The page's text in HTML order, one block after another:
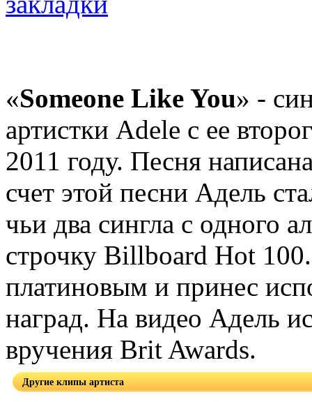
«Someone Like You» -
артистки Adele с ее
2011 году. Песня
счет этой песни Адель
чьи два сингла с одного
строчку Billboard Hot
платиновым и принес
наград. На видео Адель
вручения Brit Awards.
Другие клипы артиста